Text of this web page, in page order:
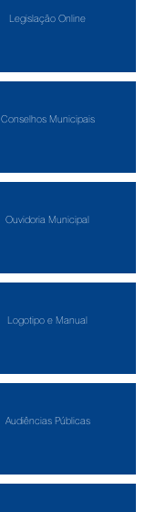
Legislação Online
Conselhos Municipais
Ouvidoria Municipal
Logotipo e Manual
Audiências Públicas